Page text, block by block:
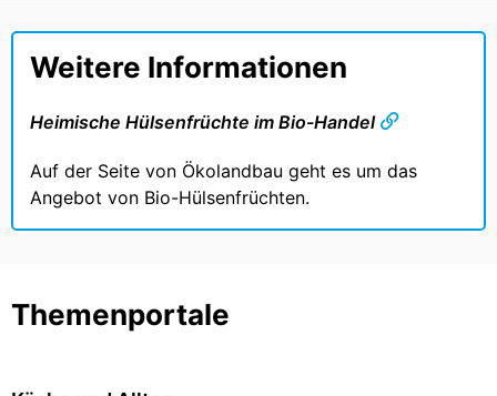
Weitere Informationen
Heimische Hülsenfrüchte im Bio-Handel
Auf der Seite von Ökolandbau geht es um das
Angebot von Bio-Hülsenfrüchten.
Themenportale